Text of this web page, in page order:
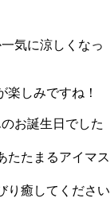
気に涼しくなっ
しみですね！
お誕生日でした
たたまるアイマス
り癒してください